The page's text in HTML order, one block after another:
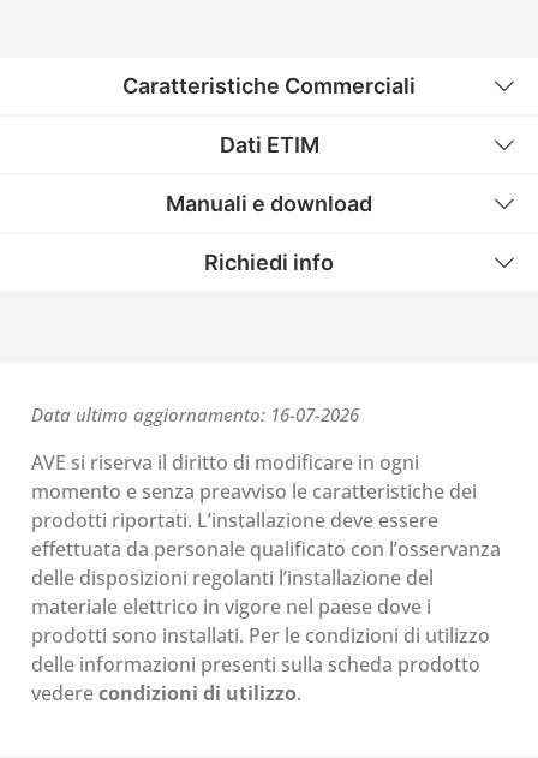
Caratteristiche Commerciali
Dati ETIM
Manuali e download
Richiedi info
Data ultimo aggiornamento: 16-07-2026
AVE si riserva il diritto di modificare in ogni
momento e senza preavviso le caratteristiche dei
prodotti riportati. L’installazione deve essere
effettuata da personale qualificato con l’osservanza
delle disposizioni regolanti l’installazione del
materiale elettrico in vigore nel paese dove i
prodotti sono installati. Per le condizioni di utilizzo
delle informazioni presenti sulla scheda prodotto
vederecondizioni di utilizzo.